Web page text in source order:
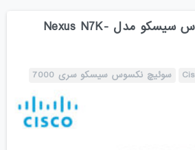
ماژول سوئیچ نکسوس سیسکو مدل Nexus N7K-
سوئیچ نکسوس سیسکو سری 7000